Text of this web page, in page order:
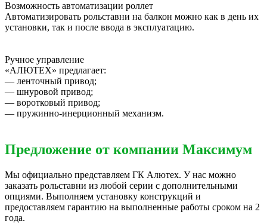
Возможность автоматизации роллет
Автоматизировать рольставни на балкон можно как в день их
установки, так и после ввода в эксплуатацию.
Ручное управление
«АЛЮТЕХ» предлагает:
— ленточный привод;
— шнуровой привод;
— воротковый привод;
— пружинно-инерционный механизм.
Предложение от компании Максимум
Мы официально представляем ГК Алютех. У нас можно
заказать рольставни из любой серии с дополнительными
опциями. Выполняем установку конструкций и
предоставляем гарантию на выполненные работы сроком на 2
года.